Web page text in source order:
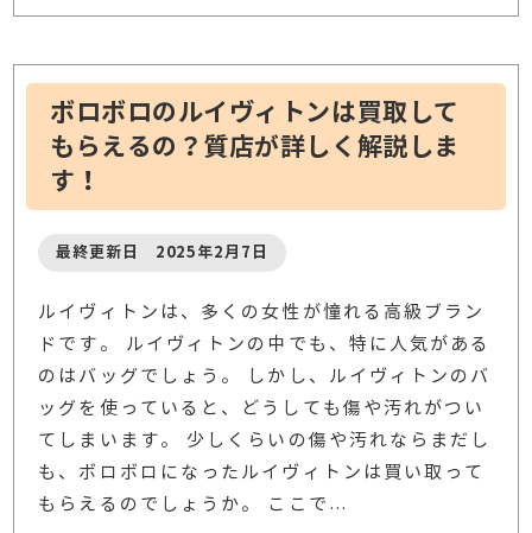
ボロボロのルイヴィトンは買取して
もらえるの？質店が詳しく解説しま
す！
最終更新日 2025年2月7日
ルイヴィトンは、多くの女性が憧れる高級ブラン
ドです。 ルイヴィトンの中でも、特に人気がある
のはバッグでしょう。 しかし、ルイヴィトンのバ
ッグを使っていると、どうしても傷や汚れがつい
てしまいます。 少しくらいの傷や汚れならまだし
も、ボロボロになったルイヴィトンは買い取って
もらえるのでしょうか。 ここで …